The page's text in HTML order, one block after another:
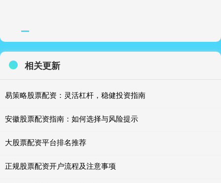
相关更新
易策略股票配资：灵活杠杆，稳健投资指南
安徽股票配资指南：如何选择与风险提示
大股票配资平台排名推荐
正规股票配资开户流程及注意事项